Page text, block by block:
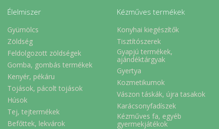
Élelmiszer
Gyümölcs
Zöldség
Feldolgozott zöldségek
Gomba, gombás termékek
Kenyér, pékáru
Tojások, pácolt tojások
Húsok
Tej, tejtermékek
Befőttek, lekvárok
Kézműves termékek
Konyhai kiegészítők
Tisztítószerek
Gyapjú termékek,
ajándéktárgyak
Gyertya
Kozmetikumok
Vászon táskák, újra tasakok
Karácsonyfadíszek
Kézműves fa, egyéb
gyermekjátékok